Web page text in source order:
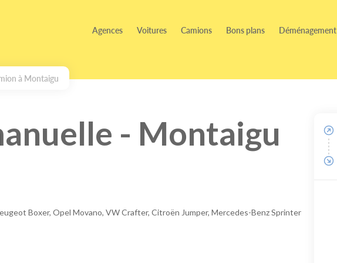
Agences Voitures Camions Bons plans Déménagement
à Montaigu
- Montaigu
Boxer, Opel Movano, VW Crafter, Citroën Jumper, Mercedes-Benz Sprinter